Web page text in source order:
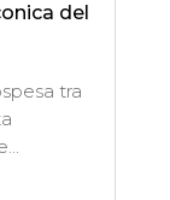
del
tra